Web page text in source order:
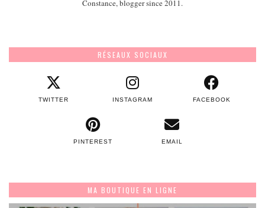
Constance, blogger since 2011.
RÉSEAUX SOCIAUX
TWITTER INSTAGRAM FACEBOOK
PINTEREST EMAIL
MA BOUTIQUE EN LIGNE